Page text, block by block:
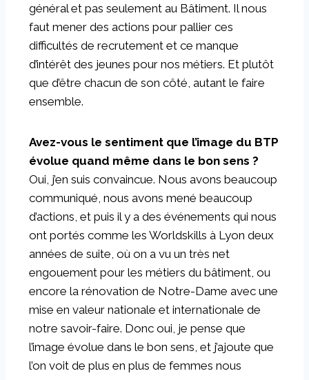
général et pas seulement au Bâtiment. Il nous
faut mener des actions pour pallier ces
difficultés de recrutement et ce manque
d’intérêt des jeunes pour nos métiers. Et plutôt
que d’être chacun de son côté, autant le faire
ensemble.
Avez-vous le sentiment que l’image du BTP
évolue quand même dans le bon sens ?
Oui, j’en suis convaincue. Nous avons beaucoup
communiqué, nous avons mené beaucoup
d’actions, et puis il y a des événements qui nous
ont portés comme les Worldskills à Lyon deux
années de suite, où on a vu un très net
engouement pour les métiers du bâtiment, ou
encore la rénovation de Notre-Dame avec une
mise en valeur nationale et internationale de
notre savoir-faire. Donc oui, je pense que
l’image évolue dans le bon sens, et j’ajoute que
l’on voit de plus en plus de femmes nous